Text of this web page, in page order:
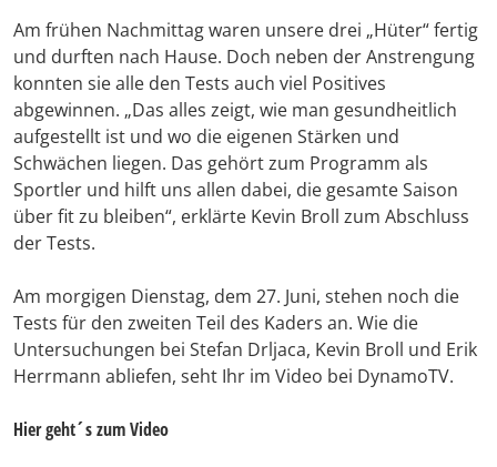
Am frühen Nachmittag waren unsere drei „Hüter“ fertig
und durften nach Hause. Doch neben der Anstrengung
konnten sie alle den Tests auch viel Positives
abgewinnen. „Das alles zeigt, wie man gesundheitlich
aufgestellt ist und wo die eigenen Stärken und
Schwächen liegen. Das gehört zum Programm als
Sportler und hilft uns allen dabei, die gesamte Saison
über fit zu bleiben“, erklärte Kevin Broll zum Abschluss
der Tests.
Am morgigen Dienstag, dem 27. Juni, stehen noch die
Tests für den zweiten Teil des Kaders an. Wie die
Untersuchungen bei Stefan Drljaca, Kevin Broll und Erik
Herrmann abliefen, seht Ihr im Video bei DynamoTV.
Hier geht´s zum Video